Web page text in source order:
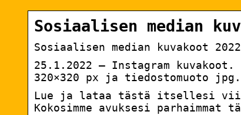
Sosiaalisen median
Sosiaalisen median kuvakoot
25.1.2022 — Instagram
320×320 px ja tiedostomuoto
Lue ja lataa tästä itsellesi
Kokosimme avuksesi